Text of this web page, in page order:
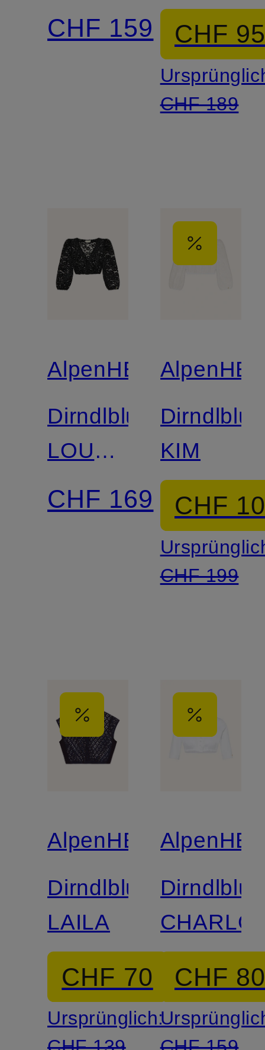
mit
Seide
CHF 159
aus
Spitze
CHF
CHF 189
AlpenHERZ
Dirndlbluse
LOU
aus
Lochspitze
CHF 169
KIM
CHF
CHF 199
AlpenHERZ
Dirndlbluse
LAILA
CHF 70
Ursprünglich:
CHF